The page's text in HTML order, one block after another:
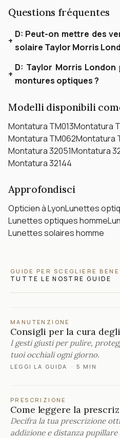
Questions fréquentes
D: Peut-on mettre des
solaire Taylor Morris
D: Taylor Morris
montures optiques ?
Modelli disponibili
Montatura TM013Montatura
Montatura TM062Montatura
Montatura 32051Montatura
Montatura 32144
Approfondisci
Opticien à LyonLunettes
Lunettes optiques homme
Lunettes solaires homme
GUIDE PER SCEGLIERE BENE
TUTTE LE NOSTRE GUIDE
MANUTENZIONE
Consigli per la cura
I gesti giusti per pulire,
tuoi occhiali ogni giorno.
LEGGI LA GUIDA · 5 MIN
PRESCRIZIONE
Come leggere la
Decifra la tua prescrizione
addizione e distanza